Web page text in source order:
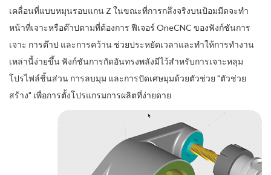
เคลื่อนที่แบบหมุนรอบแกน Z ในขณะที่การกลึงจริงบนป้อมมีดจะทำ
หน้าที่เจาะหรือต๊าปตามที่ต้องการ ฟีเจอร์ OneCNC ของฟังก์ชันการ
เจาะ การต๊าป และการคว้าน ช่วยประหยัดเวลาและทำให้การทำงาน
เหล่านี้ง่ายขึ้น ฟังก์ชันการกัดอันทรงพลังมีไว้สำหรับการเจาะหลุม
โปรไฟล์ชิ้นส่วน การลบมุม และการปัดเศษมุมด้วยตัวช่วย "ตัวช่วย
สร้าง" เพื่อการตั้งโปรแกรมการผลิตที่ง่ายดาย